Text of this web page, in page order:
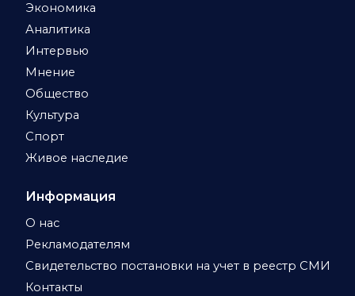
Экономика
Аналитика
Интервью
Мнение
Общество
Культура
Спорт
Живое наследие
Информация
О нас
Рекламодателям
Свидетельство постановки на учет в реестр СМИ
Контакты